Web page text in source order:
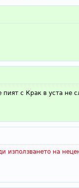
пият с Крак в уста не
използването на